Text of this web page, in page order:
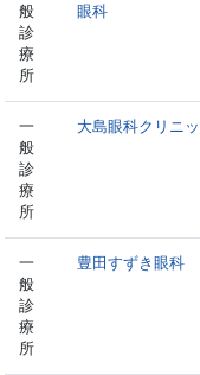
般
診
療
所
眼科
一
般
診
療
所
大島眼科クリニ
一
般
診
療
所
豊田すずき眼科